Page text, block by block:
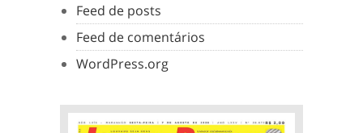
Feed de posts
Feed de comentários
WordPress.org